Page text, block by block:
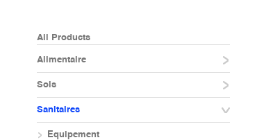
All Products
Alimentaire
Sols
Sanitaires
Equipement